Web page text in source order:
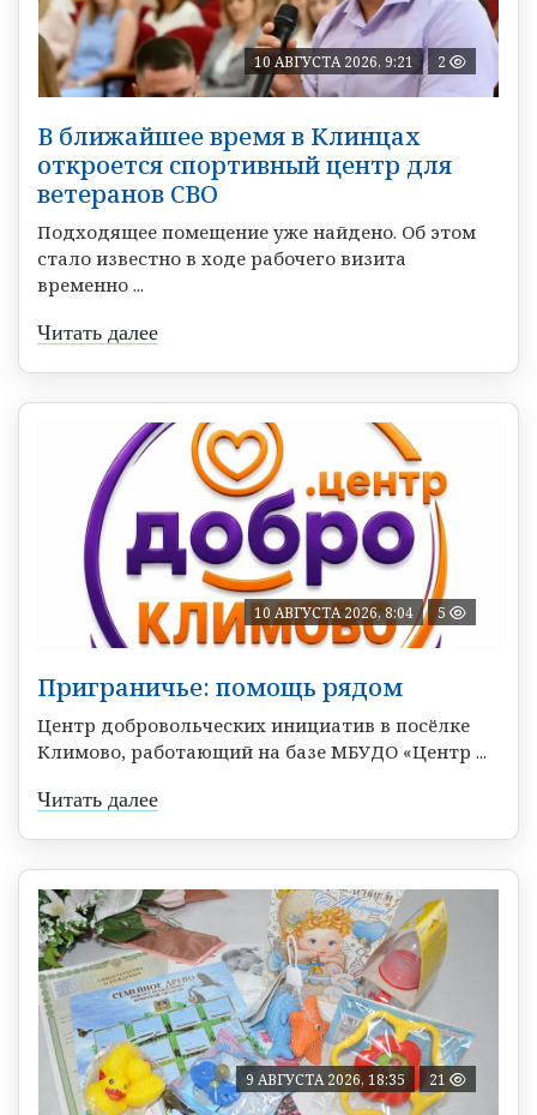
10 АВГУСТА 2026, 9:21 2
В ближайшее время в Клинцах
откроется спортивный центр для
ветеранов СВО
Подходящее помещение уже найдено. Об этом
стало известно в ходе рабочего визита
временно ...
Читать далее
10 АВГУСТА 2026, 8:04 5
Приграничье: помощь рядом
Центр добровольческих инициатив в посёлке
Климово, работающий на базе МБУДО «Центр ...
Читать далее
9 АВГУСТА 2026, 18:35 21